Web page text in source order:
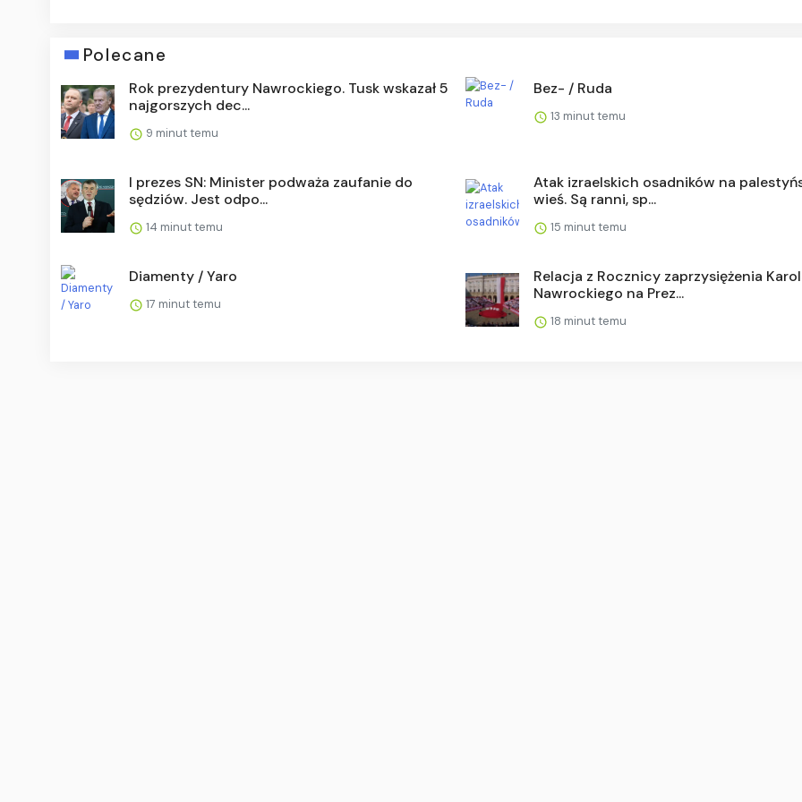
Polecane
Rok prezydentury Nawrockiego. Tusk wskazał 5
najgorszych dec...
9 minut temu
Bez- / Ruda
13 minut temu
I prezes SN: Minister podważa zaufanie do
sędziów. Jest odpo...
14 minut temu
Atak izraelskich osadników na
wieś. Są ranni, sp...
15 minut temu
Diamenty / Yaro
17 minut temu
Relacja z Rocznicy zaprzysiężenia
Nawrockiego na Prez...
18 minut temu